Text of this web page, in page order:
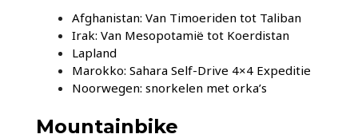
Afghanistan: Van Timoeriden tot Taliban
Irak: Van Mesopotamië tot Koerdistan
Lapland
Marokko: Sahara Self-Drive 4×4 Expeditie
Noorwegen: snorkelen met orka’s
Mountainbike